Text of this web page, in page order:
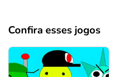
Confira esses jogos